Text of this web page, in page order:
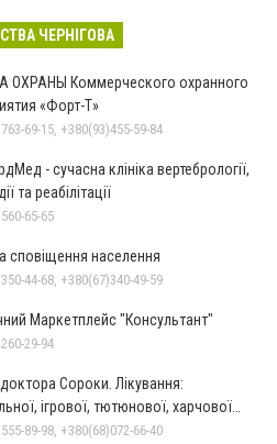
ЧЕРНІГОВА
ОХРАНЫ Коммерческого охранного
«Форт-Т»
69-15, +380(93)455-59-84
- сучасна клініка вертебрології,
та реабілітації
65-65
сповіщення населення
44-68, +380(67)340-49-59
Маркетплейс "Консультант"
29-94
доктора Сороки. Лікування:
ігрової, тютюнової, харчової
неврозів т
89-98, +380(68)072-66-40